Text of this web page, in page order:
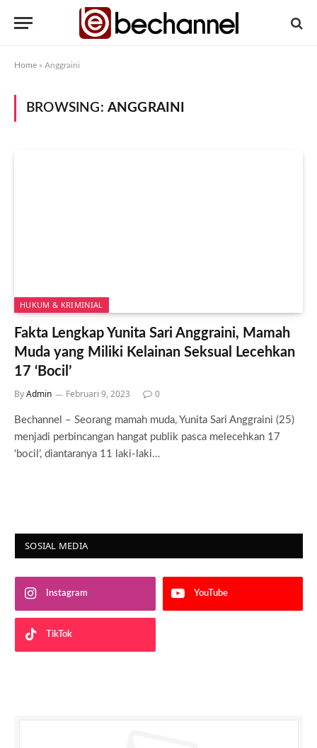
Home » Anggraini
BROWSING: ANGGRAINI
HUKUM & KRIMINIAL
Fakta Lengkap Yunita Sari Anggraini, Mamah
Muda yang Miliki Kelainan Seksual Lecehkan
17 ‘Bocil’
ByAdmin Februari 9, 2023 0
Bechannel – Seorang mamah muda, Yunita Sari Anggraini (25)
menjadi perbincangan hangat publik pasca melecehkan 17
‘bocil’, diantaranya 11 laki-laki…
SOSIAL MEDIA
Instagram YouTube
TikTok